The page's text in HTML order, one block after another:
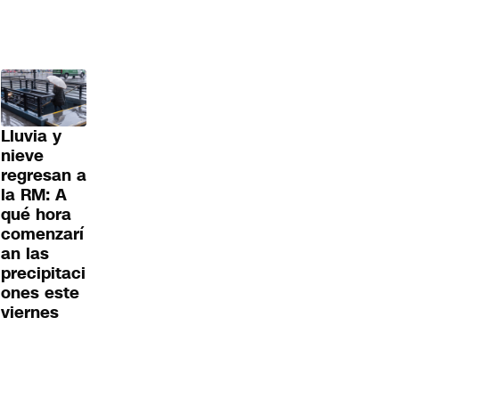
Lluvia y
nieve
regresan a
la RM: A
qué hora
comenzarí
an las
precipitaci
ones este
viernes